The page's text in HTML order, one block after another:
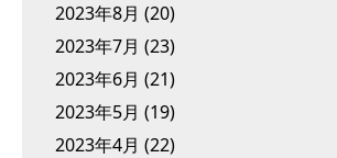
2023年8月 (20)
2023年7月 (23)
2023年6月 (21)
2023年5月 (19)
2023年4月 (22)